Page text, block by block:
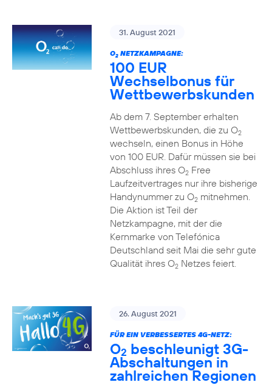
31. August 2021
O2NETZKAMPAGNE:
100 EUR
Wechselbonus für
Wettbewerbskunden
Ab dem 7. September erhalten
Wettbewerbskunden, die zu O2
wechseln, einen Bonus in Höhe
von 100 EUR. Dafür müssen sie bei
Abschluss ihres O2Free
Laufzeitvertrages nur ihre bisherige
Handynummer zu O2mitnehmen.
Die Aktion ist Teil der
Netzkampagne, mit der die
Kernmarke von Telefónica
Deutschland seit Mai die sehr gute
Qualität ihres O2Netzes feiert.
26. August 2021
FÜR EIN VERBESSERTES 4G-NETZ:
O2 beschleunigt 3G-
Abschaltungen in
zahlreichen Regionen